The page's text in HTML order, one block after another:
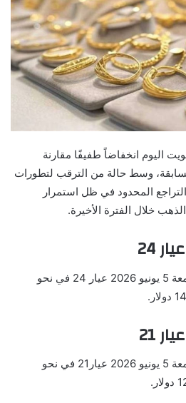
اليوم انخفاضاً طفيفًا مقارنة
وسط حالة من الترقب لتطورات
التراجع المحدود في ظل استمرار
خلال الفترة الأخيرة.
24
سجل سعر الذهب اليوم الجمعة 5 يونيو 2026 عيار 24 في نحو
21
سجل سعر الذهب اليوم الجمعة 5 يونيو 2026 عيار21 في نحو